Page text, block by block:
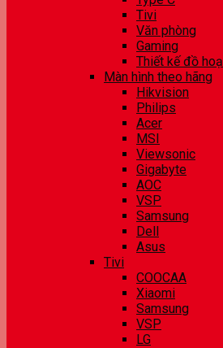
Tivi
Văn phòng
Gaming
Thiết kế đồ hoạ
Màn hình theo hãng
Hikvision
Philips
Acer
MSI
Viewsonic
Gigabyte
AOC
VSP
Samsung
Dell
Asus
Tivi
COOCAA
Xiaomi
Samsung
VSP
LG